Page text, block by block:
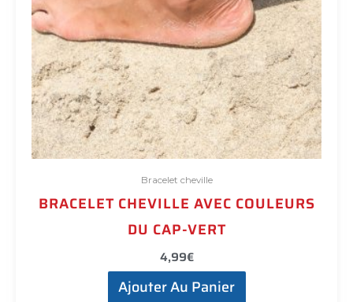
Bracelet cheville
BRACELET CHEVILLE AVEC COULEURS
DU CAP-VERT
4,99€
Ajouter Au Panier